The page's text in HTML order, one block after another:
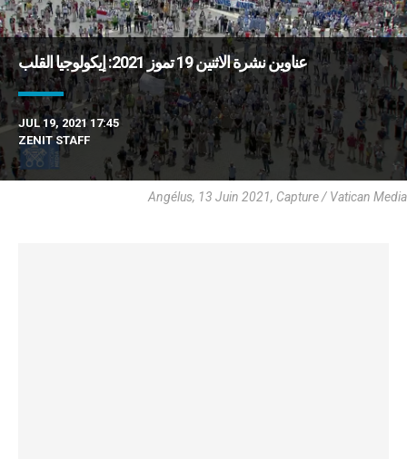
عناوين نشرة الاثنين 19 تموز 2021: إيكولوجيا القلب
JUL 19, 2021 17:45
ZENIT STAFF
Angélus, 13 Juin 2021, Capture / Vatican Media